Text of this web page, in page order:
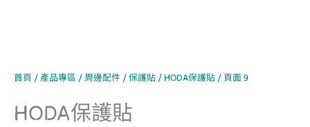
首頁 / 產品專區 /周邊配件 /保護貼 / HODA保護貼 / 頁面 9
HODA保護貼